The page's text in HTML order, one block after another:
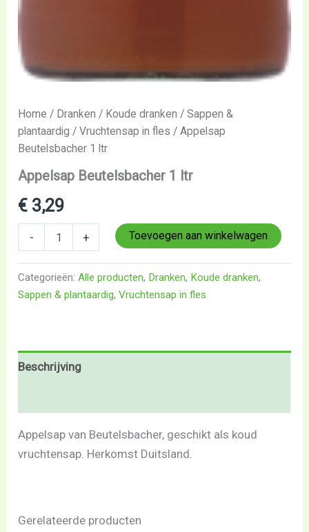
Home / Dranken / Koude dranken /Sappen &
plantaardig /Vruchtensap in fles / Appelsap
Beutelsbacher 1 ltr
Appelsap Beutelsbacher 1 ltr
€ 3,29
- + Toevoegen aan winkelwagen
Categorieën:Alle producten, Dranken, Koude dranken,
Sappen & plantaardig,Vruchtensap in fles
Beschrijving
Appelsap van Beutelsbacher, geschikt als koud
vruchtensap. Herkomst Duitsland.
Gerelateerde producten